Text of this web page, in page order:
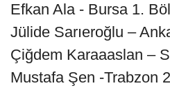
Efkan Ala - Bursa 1.
Jülide Sarıeroğlu –
Çiğdem Karaaaslan –
Mustafa Şen -Trabzon